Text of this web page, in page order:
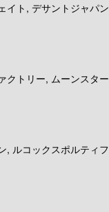
イト, デサントジャパン
クトリー, ムーンスター
, ルコックスポルティフ